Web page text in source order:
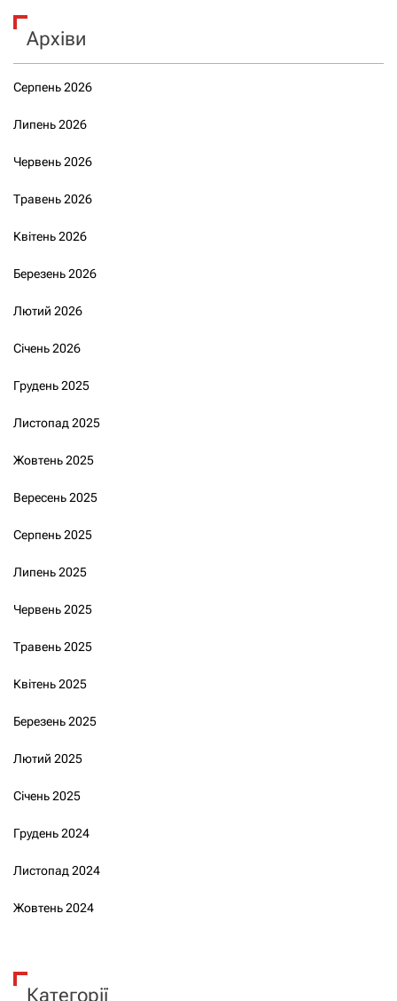
Архіви
Серпень 2026
Липень 2026
Червень 2026
Травень 2026
Квітень 2026
Березень 2026
Лютий 2026
Січень 2026
Грудень 2025
Листопад 2025
Жовтень 2025
Вересень 2025
Серпень 2025
Липень 2025
Червень 2025
Травень 2025
Квітень 2025
Березень 2025
Лютий 2025
Січень 2025
Грудень 2024
Листопад 2024
Жовтень 2024
Категорії